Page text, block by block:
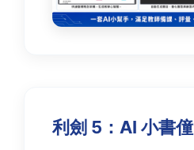
利劍 5：AI 小書僮